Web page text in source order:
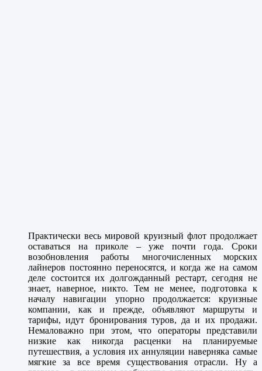
Практически весь мировой круизный флот продолжает
оставаться на приколе – уже почти года. Сроки
возобновления работы многочисленных морских
лайнеров постоянно переносятся, и когда же на самом
деле состоится их долгожданный рестарт, сегодня не
знает, наверное, никто. Тем не менее, подготовка к
началу навигации упорно продолжается: круизные
компании, как и прежде, объявляют маршруты и
тарифы, идут бронирования туров, да и их продажи.
Немаловажно при этом, что операторы представили
низкие как никогда расценки на планируемые
путешествия, а условия их аннуляции наверняка самые
мягкие за все время существования отрасли. Ну а